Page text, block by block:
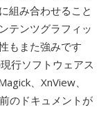
組み合わせること
テンツグラフィッ
もまた強みです
行ソフトウェアス
、XnView、
のドキュメントが